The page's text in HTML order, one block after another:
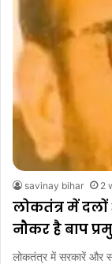
savinay bihar 2
लोकतंत्र में
नौकर है बाप
लोकतंत्र में सरकारें और